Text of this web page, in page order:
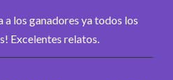
a los ganadores ya todos los
Excelentes relatos.